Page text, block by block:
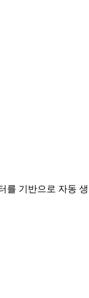
를 기반으로 자동